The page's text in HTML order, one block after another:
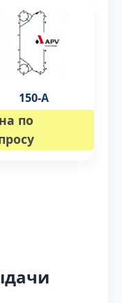
150-А
по